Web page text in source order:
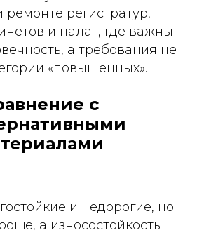
ремонте регистратур,
и палат, где важны
а требования не
«повышенных».
с
и недорогие, но
а износостойкость